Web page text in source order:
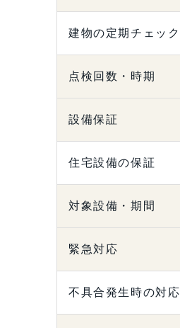
建物の定期チェック
点検回数・時期
設備保証
住宅設備の保証
対象設備・期間
緊急対応
不具合発生時の対応